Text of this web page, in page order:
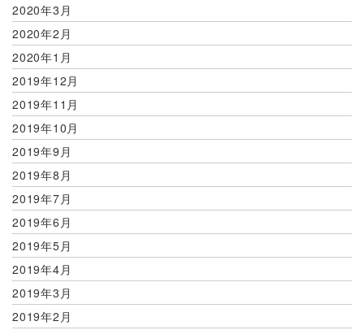
2020年3月
2020年2月
2020年1月
2019年12月
2019年11月
2019年10月
2019年9月
2019年8月
2019年7月
2019年6月
2019年5月
2019年4月
2019年3月
2019年2月